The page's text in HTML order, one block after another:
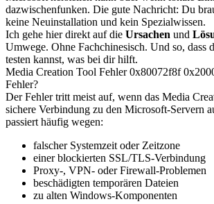
dazwischenfunken. Die gute Nachricht: Du
keine Neuinstallation und kein Spezialwissen.
Ich gehe hier direkt auf die Ursachen und
Umwege. Ohne Fachchinesisch. Und so, dass
testen kannst, was bei dir hilft.
Media Creation Tool Fehler 0x80072f8f
Fehler?
Der Fehler tritt meist auf, wenn das Media
sichere Verbindung zu den Microsoft-Servern
passiert häufig wegen:
falscher Systemzeit oder Zeitzone
einer blockierten SSL/TLS-Verbindung
Proxy-, VPN- oder Firewall-Problemen
beschädigten temporären Dateien
zu alten Windows-Komponenten